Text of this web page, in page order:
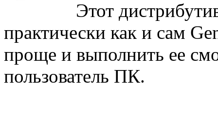
Этот
практически как и сам
проще и выполнить ее
пользователь ПК.